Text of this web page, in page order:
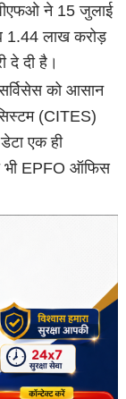
ने 15 जुलाई
1.44 लाख करोड़
दे दी है।
को आसान
(CITES)
एक ही
भी EPFO ऑफिस